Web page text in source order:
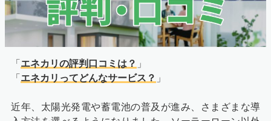
「 エネカリの評判口コミは？ 」
「 エネカリってどんなサービス？ 」
近年、太陽光発電や蓄電池の普及が進み、さまざまな導